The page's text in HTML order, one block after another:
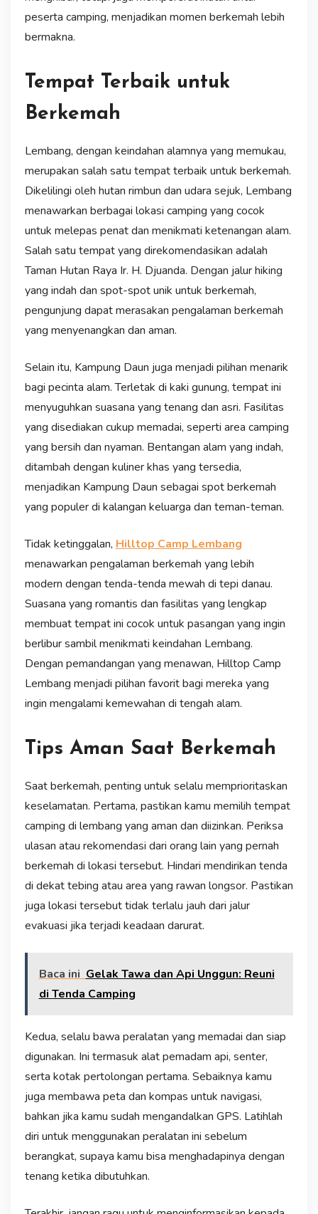
peserta camping, menjadikan momen berkemah lebih
bermakna.
Tempat Terbaik untuk
Berkemah
Lembang, dengan keindahan alamnya yang memukau,
merupakan salah satu tempat terbaik untuk berkemah.
Dikelilingi oleh hutan rimbun dan udara sejuk, Lembang
menawarkan berbagai lokasi camping yang cocok
untuk melepas penat dan menikmati ketenangan alam.
Salah satu tempat yang direkomendasikan adalah
Taman Hutan Raya Ir. H. Djuanda. Dengan jalur hiking
yang indah dan spot-spot unik untuk berkemah,
pengunjung dapat merasakan pengalaman berkemah
yang menyenangkan dan aman.
Selain itu, Kampung Daun juga menjadi pilihan menarik
bagi pecinta alam. Terletak di kaki gunung, tempat ini
menyuguhkan suasana yang tenang dan asri. Fasilitas
yang disediakan cukup memadai, seperti area camping
yang bersih dan nyaman. Bentangan alam yang indah,
ditambah dengan kuliner khas yang tersedia,
menjadikan Kampung Daun sebagai spot berkemah
yang populer di kalangan keluarga dan teman-teman.
Tidak ketinggalan, Hilltop Camp Lembang
menawarkan pengalaman berkemah yang lebih
modern dengan tenda-tenda mewah di tepi danau.
Suasana yang romantis dan fasilitas yang lengkap
membuat tempat ini cocok untuk pasangan yang ingin
berlibur sambil menikmati keindahan Lembang.
Dengan pemandangan yang menawan, Hilltop Camp
Lembang menjadi pilihan favorit bagi mereka yang
ingin mengalami kemewahan di tengah alam.
Tips Aman Saat Berkemah
Saat berkemah, penting untuk selalu memprioritaskan
keselamatan. Pertama, pastikan kamu memilih tempat
camping di lembang yang aman dan diizinkan. Periksa
ulasan atau rekomendasi dari orang lain yang pernah
berkemah di lokasi tersebut. Hindari mendirikan tenda
di dekat tebing atau area yang rawan longsor. Pastikan
juga lokasi tersebut tidak terlalu jauh dari jalur
evakuasi jika terjadi keadaan darurat.
Baca ini Gelak Tawa dan Api Unggun: Reuni
di Tenda Camping
Kedua, selalu bawa peralatan yang memadai dan siap
digunakan. Ini termasuk alat pemadam api, senter,
serta kotak pertolongan pertama. Sebaiknya kamu
juga membawa peta dan kompas untuk navigasi,
bahkan jika kamu sudah mengandalkan GPS. Latihlah
diri untuk menggunakan peralatan ini sebelum
berangkat, supaya kamu bisa menghadapinya dengan
tenang ketika dibutuhkan.